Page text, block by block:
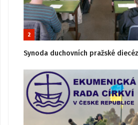
2
Synoda duchovních pražské